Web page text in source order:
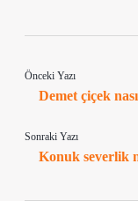
Önceki Yazı
Demet çiçek
Sonraki Yazı
Konuk severlik